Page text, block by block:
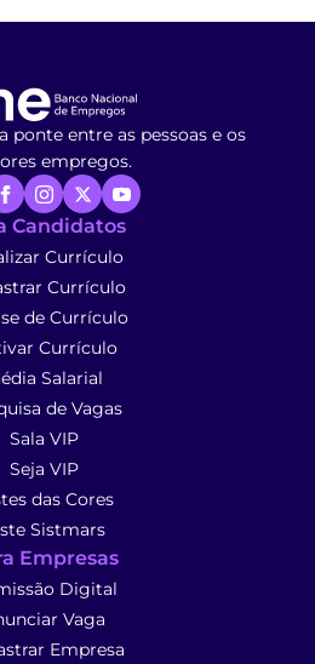
ponte entre as pessoas e os
empregos.
Candidatos
Currículo
Currículo
de Currículo
Currículo
Salarial
de Vagas
Sala VIP
Seja VIP
das Cores
Sistmars
Empresas
Digital
Vaga
Empresa